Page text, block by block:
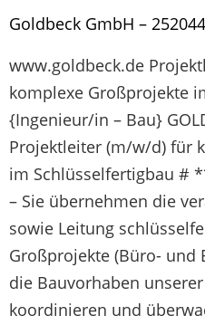
Goldbeck GmbH –
www.goldbeck.de
komplexe Großprojekte
{Ingenieur/in – Bau}
Projektleiter (m/w/d) für
im Schlüsselfertigbau #
– Sie übernehmen die
sowie Leitung
Großprojekte (Büro-
die Bauvorhaben
koordinieren und